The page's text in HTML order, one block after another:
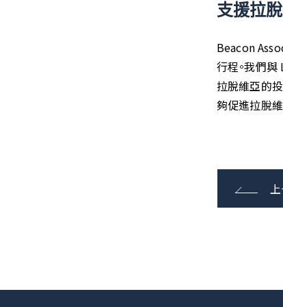
支援拉
Beacon
行程。我們
拉脫維亞的
夠促進拉脫